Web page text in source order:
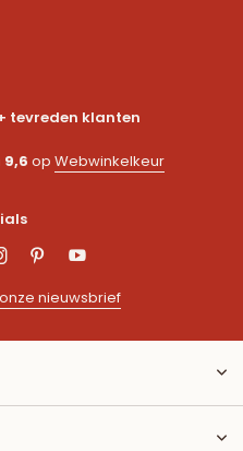
tevreden klanten
9,6 op Webwinkelkeur
nieuwsbrief